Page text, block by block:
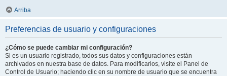
Arriba
Preferencias de usuario y configuraciones
¿Cómo se puede cambiar mi configuración?
Si es un usuario registrado, todos sus datos y configuraciones están
archivados en nuestra base de datos. Para modificarlos, visite el Panel de
Control de Usuario; haciendo clic en su nombre de usuario que se encuentra